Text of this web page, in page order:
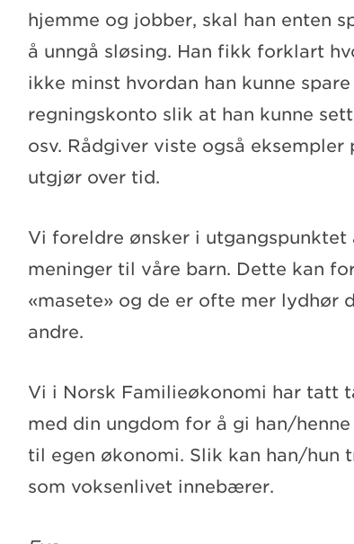
hjemme og jobber, skal han enten
å unngå sløsing. Han fikk forklart
ikke minst hvordan han kunne
regningskonto slik at han kunne
osv. Rådgiver viste også
utgjør over tid.
Vi foreldre ønsker i
meninger til våre barn. Dette kan
«masete» og de er ofte mer lydhør
andre.
Vi i Norsk Familieøkonomi har tatt
med din ungdom for å gi han/
til egen økonomi. Slik kan han/hun
som voksenlivet innebærer.